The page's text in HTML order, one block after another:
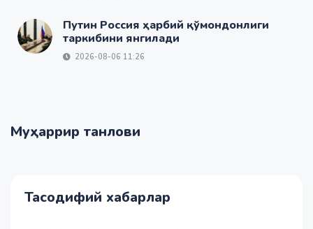
Путин Россия ҳарбий қўмондонлиги
таркибини янгилади
2026-08-06 11:26
Муҳаррир танлови
Тасодифий хабарлар